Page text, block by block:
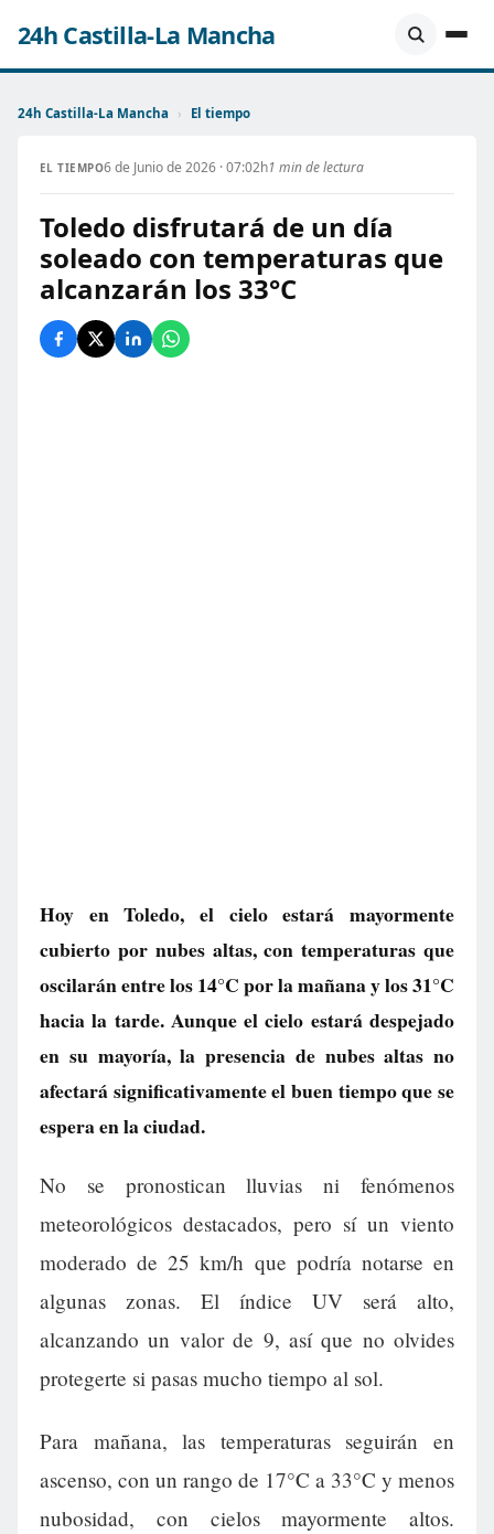
24h Castilla-La Mancha
24h Castilla-La Mancha › El tiempo
EL TIEMPO6 de Junio de 2026 · 07:02h1 min de lectura
Toledo disfrutará de un día
soleado con temperaturas que
alcanzarán los 33°C
Hoy en Toledo, el cielo estará mayormente
cubierto por nubes altas, con temperaturas que
oscilarán entre los 14°C por la mañana y los 31°C
hacia la tarde. Aunque el cielo estará despejado
en su mayoría, la presencia de nubes altas no
afectará significativamente el buen tiempo que se
espera en la ciudad.
No se pronostican lluvias ni fenómenos
meteorológicos destacados, pero sí un viento
moderado de 25 km/h que podría notarse en
algunas zonas. El índice UV será alto,
alcanzando un valor de 9, así que no olvides
protegerte si pasas mucho tiempo al sol.
Para mañana, las temperaturas seguirán en
ascenso, con un rango de 17°C a 33°C y menos
nubosidad, con cielos mayormente altos.